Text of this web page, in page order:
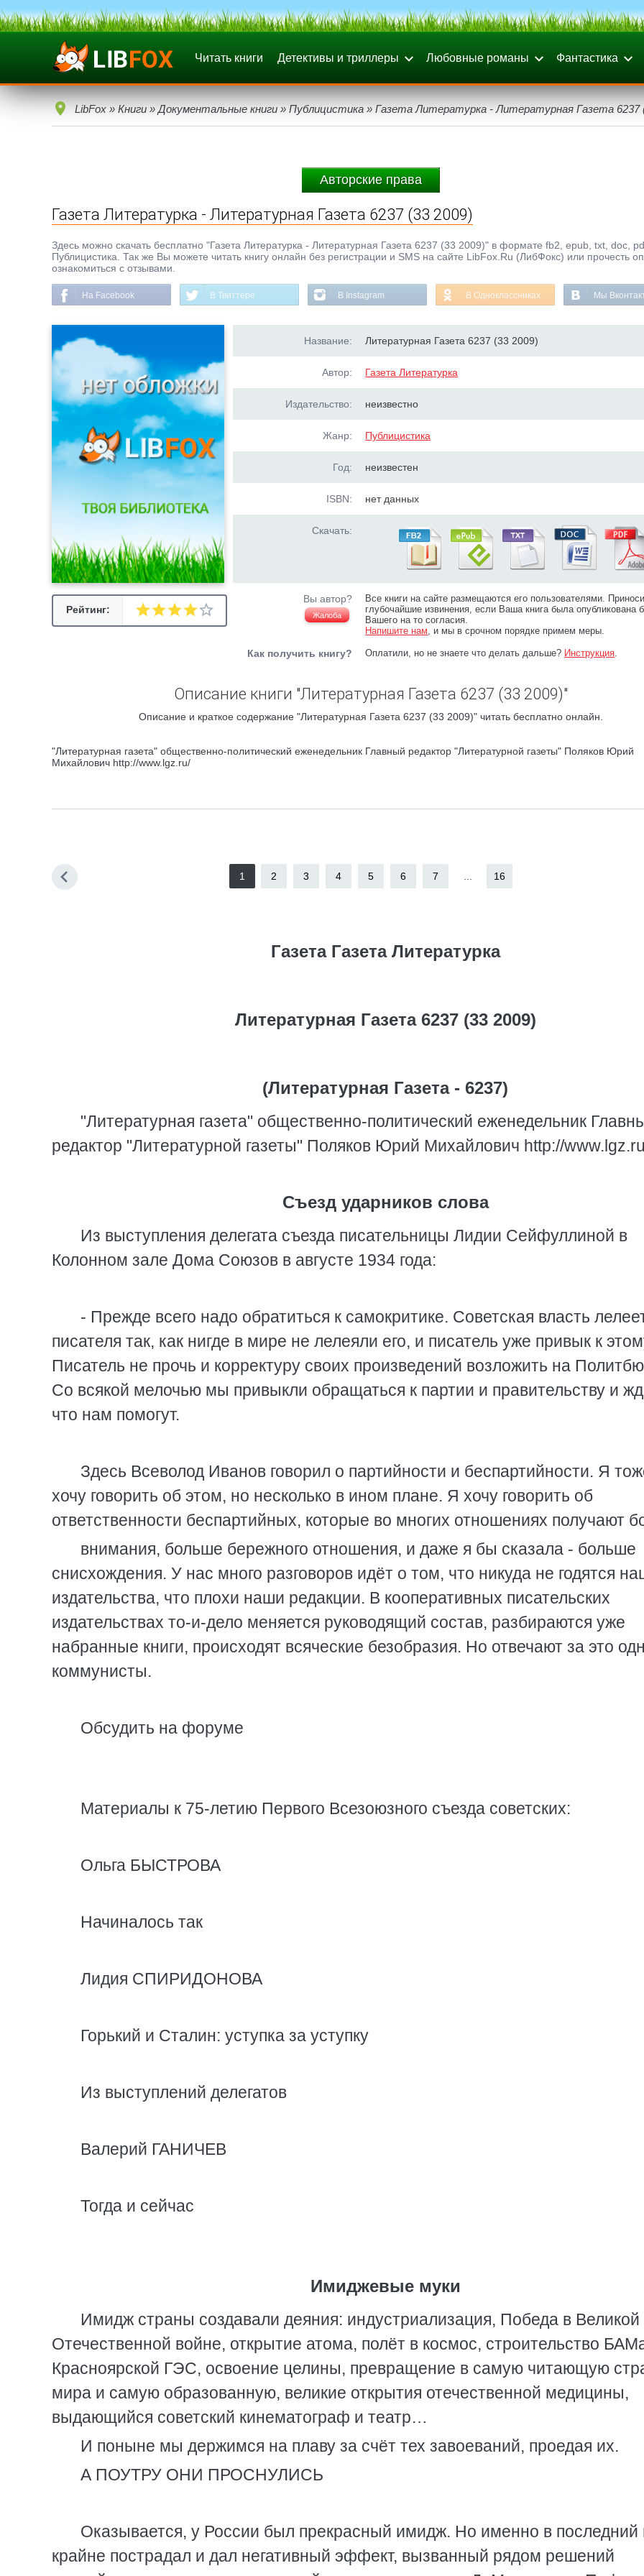
Читать книги Детективы и триллеры Любовные романы Фантастика
LibFox » Книги » Документальные книги » Публицистика » Газета Литературка - Литературная Газета 6237
Авторские права
Газета Литературка - Литературная Газета 6237 (33 2009)
Здесь можно скачать бесплатно "Газета Литературка - Литературная Газета 6237 (33 2009)" в формате fb2, epub, txt, doc,
Публицистика. Так же Вы можете читать книгу онлайн без регистрации и SMS на сайте LibFox.Ru (ЛибФокс) или прочесть
ознакомиться с отзывами.
На Facebook В Твиттере В Instagram В Одноклассниках Мы
Рейтинг:
Название: Литературная Газета 6237 (33 2009)
Автор: Газета Литературка
Издательство: неизвестно
Жанр: Публицистика
Год: неизвестен
ISBN: нет данных
Скачать:
Вы автор?
Жалоба
Все книги на сайте размещаются его пользователями.
глубочайшие извинения, если Ваша книга была опубликована
Вашего на то согласия.
Напишите нам, и мы в срочном порядке примем меры.
Как получить книгу? Оплатили, но не знаете что делать дальше? Инструкция.
Описание книги "Литературная Газета 6237 (33 2009)"
Описание и краткое содержание "Литературная Газета 6237 (33 2009)" читать бесплатно онлайн.
"Литературная газета" общественно-политический еженедельник Главный редактор "Литературной газеты" Поляков Юрий
Михайлович http://www.lgz.ru/
1 2 3 4 5 6 7 16
Газета Газета Литературка
Литературная Газета 6237 (33 2009)
(Литературная Газета - 6237)
"Литературная газета" общественно-политический еженедельник
редактор "Литературной газеты" Поляков Юрий Михайлович http://
Съезд ударников слова
Из выступления делегата съезда писательницы Лидии Сейфуллиной в
Колонном зале Дома Союзов в августе 1934 года:
- Прежде всего надо обратиться к самокритике. Советская власть
писателя так, как нигде в мире не лелеяли его, и писатель уже привык к
Писатель не прочь и корректуру своих произведений возложить на
Со всякой мелочью мы привыкли обращаться к партии и правительству и
что нам помогут.
Здесь Всеволод Иванов говорил о партийности и беспартийности. Я
хочу говорить об этом, но несколько в ином плане. Я хочу говорить об
ответственности беспартийных, которые во многих отношениях получают
внимания, больше бережного отношения, и даже я бы сказала - больше
снисхождения. У нас много разговоров идёт о том, что никуда не годятся
издательства, что плохи наши редакции. В кооперативных писательских
издательствах то-и-дело меняется руководящий состав, разбираются уже
набранные книги, происходят всяческие безобразия. Но отвечают за это
коммунисты.
Обсудить на форуме
Материалы к 75-летию Первого Всезоюзного съезда советских:
Ольга БЫСТРОВА
Начиналось так
Лидия СПИРИДОНОВА
Горький и Сталин: уступка за уступку
Из выступлений делегатов
Валерий ГАНИЧЕВ
Тогда и сейчас
Имиджевые муки
Имидж страны создавали деяния: индустриализация, Победа в Великой
Отечественной войне, открытие атома, полёт в космос, строительство
Красноярской ГЭС, освоение целины, превращение в самую читающую
мира и самую образованную, великие открытия отечественной медицины,
выдающийся советский кинематограф и театр…
И поныне мы держимся на плаву за счёт тех завоеваний, проедая их.
А ПОУТРУ ОНИ ПРОСНУЛИСЬ
Оказывается, у России был прекрасный имидж. Но именно в последний
крайне пострадал и дал негативный эффект, вызванный рядом решений